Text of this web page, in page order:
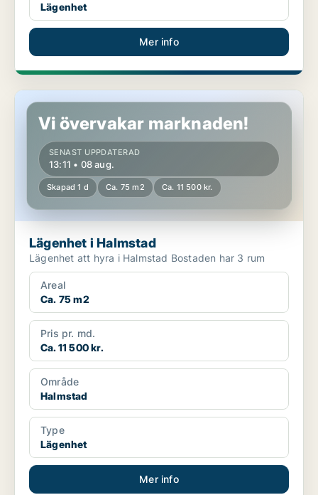
Lägenhet
Mer info
Lägenhet i Halmstad
Vi övervakar marknaden!
SENAST UPPDATERAD
13:11 • 08 aug.
Skapad 1 d Ca. 75 m2 Ca. 11 500 kr.
Lägenhet i Halmstad
Lägenhet att hyra i Halmstad Bostaden har 3 rum
Areal
Ca. 75 m2
Pris pr. md.
Ca. 11 500 kr.
Område
Halmstad
Type
Lägenhet
Mer info